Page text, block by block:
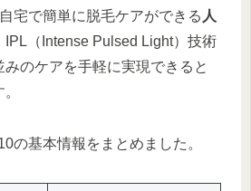
宅で簡単に脱毛ケアができる 人
IPL（Intense Pulsed Light）技術
みのケアを手軽に実現できると
の基本情報をまとめました。